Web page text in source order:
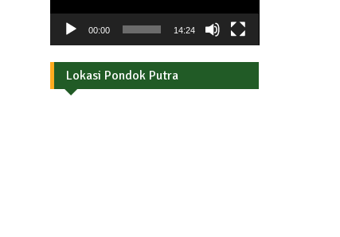
00:00 14:24
Lokasi Pondok Putra